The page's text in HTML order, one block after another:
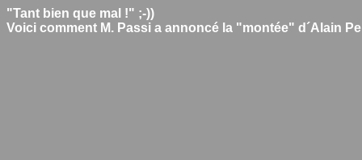
"Tant bien que mal !" ;-))
Voici comment M. Passi a annoncé la "montée" d´Alain